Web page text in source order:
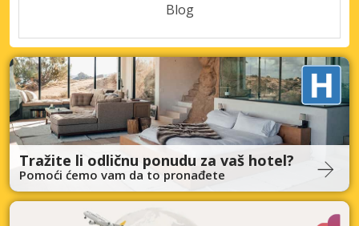
Blog
Tražite li odličnu ponudu za vaš hotel?
Pomoći ćemo vam da to pronađete